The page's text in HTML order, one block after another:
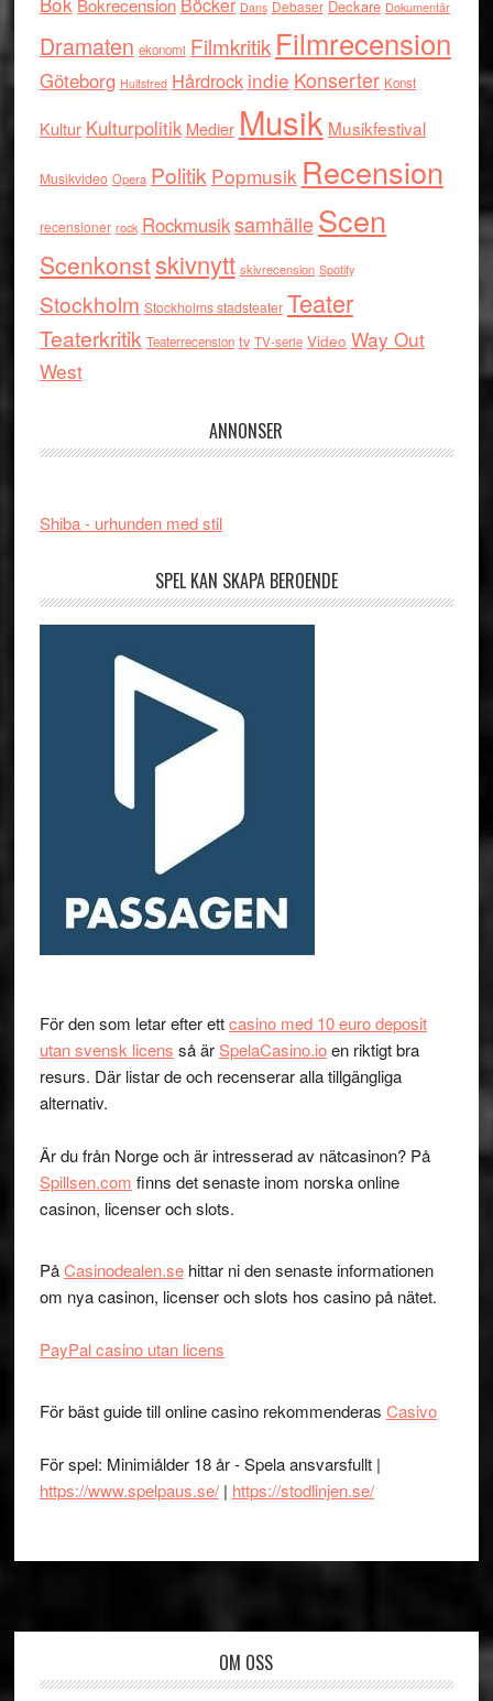
Bokrecension Dans Debaser Deckare Dokumentär
Dramaten ekonomi Filmkritik Filmrecension
Göteborg Hultsfred Hårdrock indie Konserter Konst
Kultur Kulturpolitik Medier Musik Musikfestival
Musikvideo Opera Politik Popmusik Recension
recensioner rock RockmusiksamhälleScen
Scenkonstskivnytt skivrecension Spotify
Stockholm Stockholms stadsteater Teater
Teaterkritik Teaterrecension tv TV-serie Video Way Out
West
ANNONSER
Shiba - urhunden med stil
SPEL KAN SKAPA BEROENDE
För den som letar efter ettcasino med 10 euro deposit
utan svensk licens så ärSpelaCasino.ioen riktigt bra
resurs. Där listar de och recenserar alla tillgängliga
alternativ.
Är du från Norge och är intresserad av nätcasinon? På
Spillsen.com finns det senaste inom norska online
casinon, licenser och slots.
PåCasinodealen.sehittar ni den senaste informationen
om nya casinon, licenser och slots hos casino på nätet.
PayPal casino utan licens
För bäst guide till online casino rekommenderas Casivo
För spel: Minimiålder 18 år - Spela ansvarsfullt |
https://www.spelpaus.se/| https://stodlinjen.se/
OM OSS